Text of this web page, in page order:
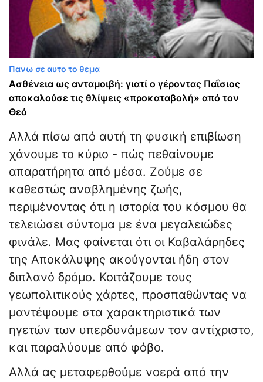
Πανω σε αυτο το θεμα
Ασθένεια ως ανταμοιβή: γιατί ο γέροντας Παΐσιος
αποκαλούσε τις θλίψεις «προκαταβολή» από τον
Θεό
Αλλά πίσω από αυτή τη φυσική επιβίωση
χάνουμε το κύριο - πώς πεθαίνουμε
απαρατήρητα από μέσα. Ζούμε σε
καθεστώς αναβλημένης ζωής,
περιμένοντας ότι η ιστορία του κόσμου θα
τελειώσει σύντομα με ένα μεγαλειώδες
φινάλε. Μας φαίνεται ότι οι Καβαλάρηδες
της Αποκάλυψης ακούγονται ήδη στον
διπλανό δρόμο. Κοιτάζουμε τους
γεωπολιτικούς χάρτες, προσπαθώντας να
μαντέψουμε στα χαρακτηριστικά των
ηγετών των υπερδυνάμεων τον αντίχριστο,
και παραλύουμε από φόβο.
Αλλά ας μεταφερθούμε νοερά από την